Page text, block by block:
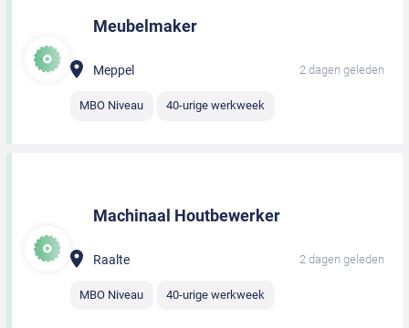
Meubelmaker
Meppel 2 dagen geleden
MBO Niveau 40-urige werkweek
Machinaal Houtbewerker
Raalte 2 dagen geleden
MBO Niveau 40-urige werkweek